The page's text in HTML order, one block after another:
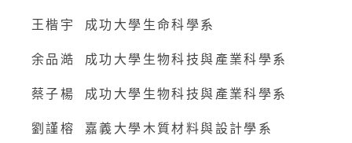
王楷宇 成功大學生命科學系
余品澔 成功大學生物科技與產業科學系
蔡子楊 成功大學生物科技與產業科學系
劉謹榕 嘉義大學木質材料與設計學系